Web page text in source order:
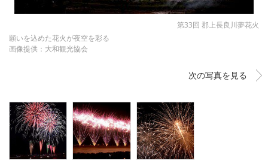
第33回 郡上長良川夢花火
願いを込めた花火が夜空を彩る
画像提供：大和観光協会
次の写真を見る